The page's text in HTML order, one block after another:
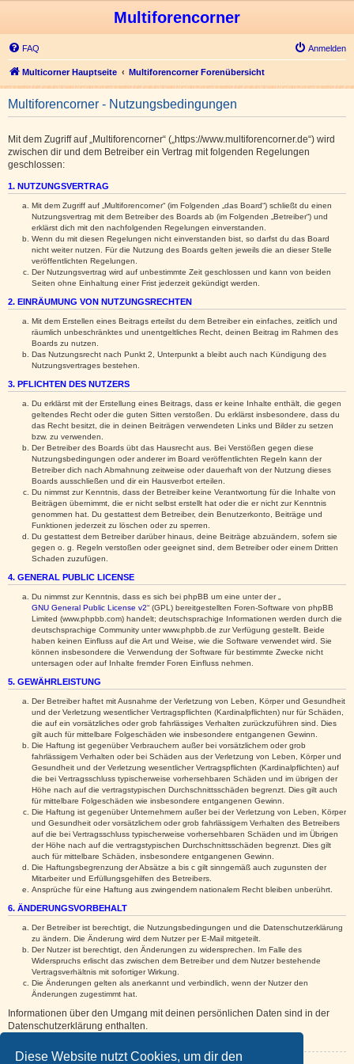
Diese Website nutzt Cookies, um dir den
Multiforencorner
FAQ Anmelden
Multicorner Hauptseite Multiforencorner Forenübersicht
Multiforencorner - Nutzungsbedingungen
Mit dem Zugriff auf „Multiforencorner“ („https://www.multiforencorner.de“) wird
zwischen dir und dem Betreiber ein Vertrag mit folgenden Regelungen
geschlossen:
1. NUTZUNGSVERTRAG
Mit dem Zugriff auf „Multiforencorner“ (im Folgenden „das Board“) schließt du einen
Nutzungsvertrag mit dem Betreiber des Boards ab (im Folgenden „Betreiber“) und
erklärst dich mit den nachfolgenden Regelungen einverstanden.
Wenn du mit diesen Regelungen nicht einverstanden bist, so darfst du das Board
nicht weiter nutzen. Für die Nutzung des Boards gelten jeweils die an dieser Stelle
veröffentlichten Regelungen.
Der Nutzungsvertrag wird auf unbestimmte Zeit geschlossen und kann von beiden
Seiten ohne Einhaltung einer Frist jederzeit gekündigt werden.
2. EINRÄUMUNG VON NUTZUNGSRECHTEN
Mit dem Erstellen eines Beitrags erteilst du dem Betreiber ein einfaches, zeitlich und
räumlich unbeschränktes und unentgeltliches Recht, deinen Beitrag im Rahmen des
Boards zu nutzen.
Das Nutzungsrecht nach Punkt 2, Unterpunkt a bleibt auch nach Kündigung des
Nutzungsvertrages bestehen.
3. PFLICHTEN DES NUTZERS
Du erklärst mit der Erstellung eines Beitrags, dass er keine Inhalte enthält, die gegen
geltendes Recht oder die guten Sitten verstoßen. Du erklärst insbesondere, dass du
das Recht besitzt, die in deinen Beiträgen verwendeten Links und Bilder zu setzen
bzw. zu verwenden.
Der Betreiber des Boards übt das Hausrecht aus. Bei Verstößen gegen diese
Nutzungsbedingungen oder anderer im Board veröffentlichten Regeln kann der
Betreiber dich nach Abmahnung zeitweise oder dauerhaft von der Nutzung dieses
Boards ausschließen und dir ein Hausverbot erteilen.
Du nimmst zur Kenntnis, dass der Betreiber keine Verantwortung für die Inhalte von
Beiträgen übernimmt, die er nicht selbst erstellt hat oder die er nicht zur Kenntnis
genommen hat. Du gestattest dem Betreiber, dein Benutzerkonto, Beiträge und
Funktionen jederzeit zu löschen oder zu sperren.
Du gestattest dem Betreiber darüber hinaus, deine Beiträge abzuändern, sofern sie
gegen o. g. Regeln verstoßen oder geeignet sind, dem Betreiber oder einem Dritten
Schaden zuzufügen.
4. GENERAL PUBLIC LICENSE
Du nimmst zur Kenntnis, dass es sich bei phpBB um eine unter der „
GNU General Public License v2“ (GPL) bereitgestellten Foren-Software von phpBB
Limited (www.phpbb.com) handelt; deutschsprachige Informationen werden durch die
deutschsprachige Community unter www.phpbb.de zur Verfügung gestellt. Beide
haben keinen Einfluss auf die Art und Weise, wie die Software verwendet wird. Sie
können insbesondere die Verwendung der Software für bestimmte Zwecke nicht
untersagen oder auf Inhalte fremder Foren Einfluss nehmen.
5. GEWÄHRLEISTUNG
Der Betreiber haftet mit Ausnahme der Verletzung von Leben, Körper und Gesundheit
und der Verletzung wesentlicher Vertragspflichten (Kardinalpflichten) nur für Schäden,
die auf ein vorsätzliches oder grob fahrlässiges Verhalten zurückzuführen sind. Dies
gilt auch für mittelbare Folgeschäden wie insbesondere entgangenen Gewinn.
Die Haftung ist gegenüber Verbrauchern außer bei vorsätzlichem oder grob
fahrlässigem Verhalten oder bei Schäden aus der Verletzung von Leben, Körper und
Gesundheit und der Verletzung wesentlicher Vertragspflichten (Kardinalpflichten) auf
die bei Vertragsschluss typischerweise vorhersehbaren Schäden und im übrigen der
Höhe nach auf die vertragstypischen Durchschnittsschäden begrenzt. Dies gilt auch
für mittelbare Folgeschäden wie insbesondere entgangenen Gewinn.
Die Haftung ist gegenüber Unternehmern außer bei der Verletzung von Leben, Körper
und Gesundheit oder vorsätzlichem oder grob fahrlässigem Verhalten des Betreibers
auf die bei Vertragsschluss typischerweise vorhersehbaren Schäden und im Übrigen
der Höhe nach auf die vertragstypischen Durchschnittsschäden begrenzt. Dies gilt
auch für mittelbare Schäden, insbesondere entgangenen Gewinn.
Die Haftungsbegrenzung der Absätze a bis c gilt sinngemäß auch zugunsten der
Mitarbeiter und Erfüllungsgehilfen des Betreibers.
Ansprüche für eine Haftung aus zwingendem nationalem Recht bleiben unberührt.
6. ÄNDERUNGSVORBEHALT
Der Betreiber ist berechtigt, die Nutzungsbedingungen und die Datenschutzerklärung
zu ändern. Die Änderung wird dem Nutzer per E-Mail mitgeteilt.
Der Nutzer ist berechtigt, den Änderungen zu widersprechen. Im Falle des
Widerspruchs erlischt das zwischen dem Betreiber und dem Nutzer bestehende
Vertragsverhältnis mit sofortiger Wirkung.
Die Änderungen gelten als anerkannt und verbindlich, wenn der Nutzer den
Änderungen zugestimmt hat.
Informationen über den Umgang mit deinen persönlichen Daten sind in der
Datenschutzerklärung enthalten.